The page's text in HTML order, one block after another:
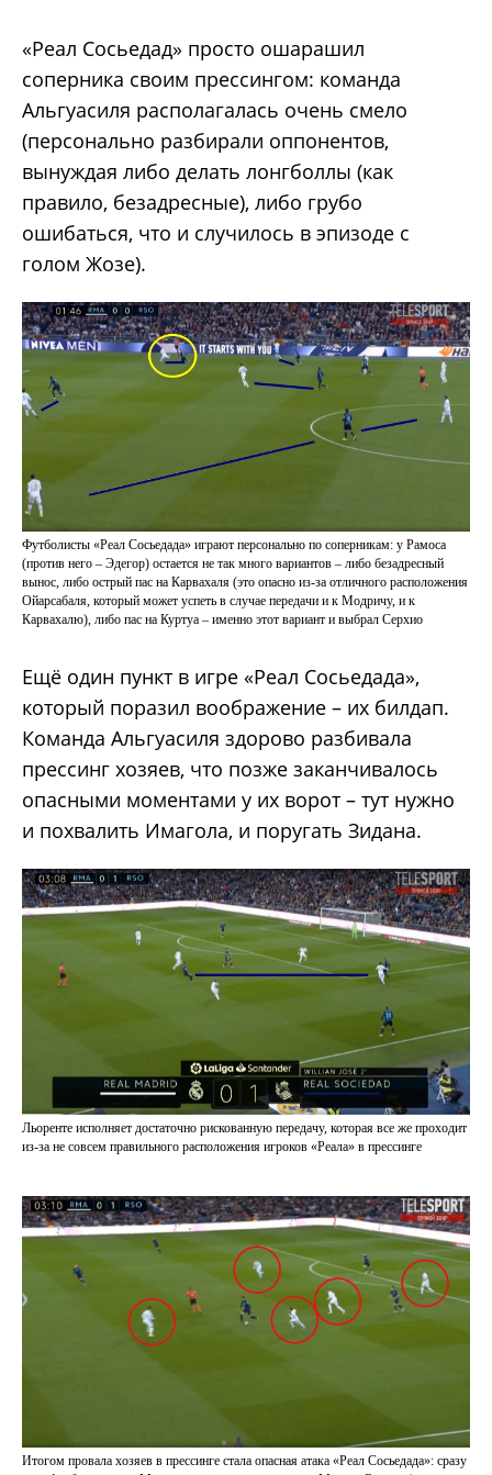
«Реал Сосьедад» просто ошарашил
соперника своим прессингом: команда
Альгуасиля располагалась очень смело
(персонально разбирали оппонентов,
вынуждая либо делать лонгболлы (как
правило, безадресные), либо грубо
ошибаться, что и случилось в эпизоде с
голом Жозе).
Футболисты «Реал Сосьедада» играют персонально по соперникам: у Рамоса
(против него – Эдегор) остается не так много вариантов – либо безадресный
вынос, либо острый пас на Карвахаля (это опасно из-за отличного расположения
Ойарсабаля, который может успеть в случае передачи и к Модричу, и к
Карвахалю), либо пас на Куртуа – именно этот вариант и выбрал Серхио
Ещё один пункт в игре «Реал Сосьедада»,
который поразил воображение – их билдап.
Команда Альгуасиля здорово разбивала
прессинг хозяев, что позже заканчивалось
опасными моментами у их ворот – тут нужно
и похвалить Имагола, и поругать Зидана.
Льоренте исполняет достаточно рискованную передачу, которая все же проходит
из-за не совсем правильного расположения игроков «Реала» в прессинге
Итогом провала хозяев в прессинге стала опасная атака «Реал Сосьедада»: сразу